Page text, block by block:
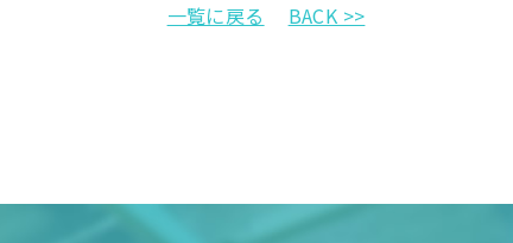
一覧に戻る BACK >>